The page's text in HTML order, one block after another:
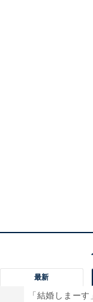
最新
「結婚しまー